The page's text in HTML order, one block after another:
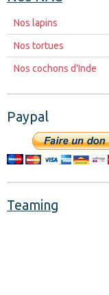
Nos lapins
Nos tortues
Nos cochons d'Inde
Paypal
Teaming